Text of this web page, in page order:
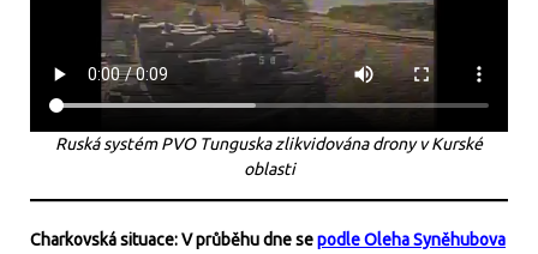
Ruská systém PVO Tunguska zlikvidována drony v Kurské
oblasti
Charkovská situace: V průběhu dne sepodle Oleha Syněhubova